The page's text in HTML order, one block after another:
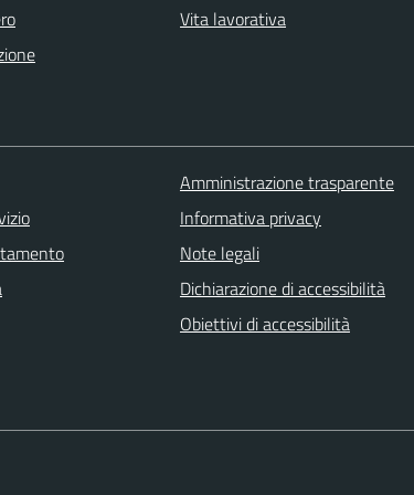
Vita lavorativa
Amministrazione trasparente
Informativa privacy
Note legali
Dichiarazione di accessibilità
Obiettivi di accessibilità